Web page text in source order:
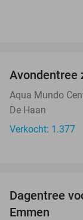
Avondentree
Aqua Mundo
De Haan
Verkocht: 1.377
Dagentree
Emmen